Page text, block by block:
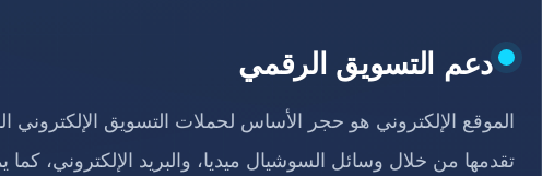
دعم التسويق الرقمي
الموقع الإلكتروني هو حجر الأساس لحملات التسويق الإلكتروني
تقدمها من خلال وسائل السوشيال ميديا، والبريد الإلكتروني،